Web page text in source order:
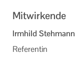
Mitwirkende
Irmhild Stehmann
Referentin
Impressum
Datenschutzerklärung